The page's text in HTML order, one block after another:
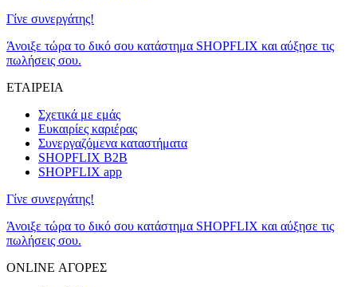
Γίνε συνεργάτης!
Άνοιξε τώρα το δικό σου κατάστημα SHOPFLIX και αύξησε τις
πωλήσεις σου.
ΕΤΑΙΡΕΙΑ
Σχετικά με εμάς
Ευκαιρίες καριέρας
Συνεργαζόμενα καταστήματα
SHOPFLIX B2B
SHOPFLIX app
Γίνε συνεργάτης!
Άνοιξε τώρα το δικό σου κατάστημα SHOPFLIX και αύξησε τις
πωλήσεις σου.
ONLINE ΑΓΟΡΕΣ